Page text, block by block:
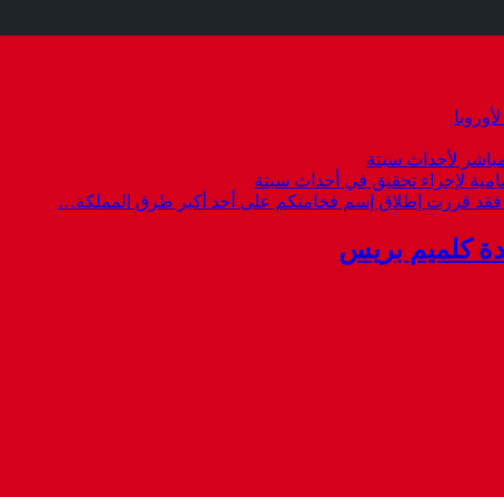
لأحداث سبتة
لإجراء تحقيق في أحداث سبتة
فقد قررت إطلاق إسم فخامتكم على أحد أكبر طرق المملكة…
كلميم بريس